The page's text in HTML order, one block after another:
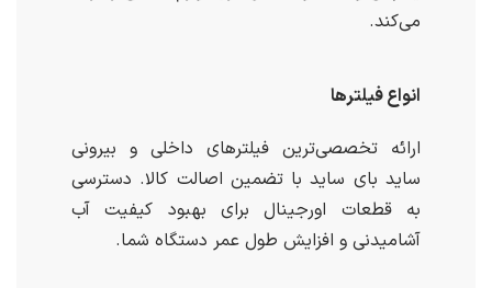
می‌کند.
انواع فیلترها
ارائه تخصصی‌ترین فیلترهای داخلی و بیرونی
ساید بای ساید با تضمین اصالت کالا. دسترسی
به قطعات اورجینال برای بهبود کیفیت آب
آشامیدنی و افزایش طول عمر دستگاه شما.